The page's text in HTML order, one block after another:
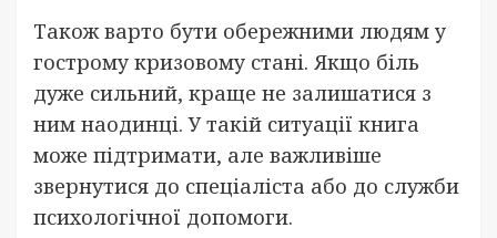
Також варто бути обережними людям у
гострому кризовому стані. Якщо біль
дуже сильний, краще не залишатися з
ним наодинці. У такій ситуації книга
може підтримати, але важливіше
звернутися до спеціаліста або до служби
психологічної допомоги.